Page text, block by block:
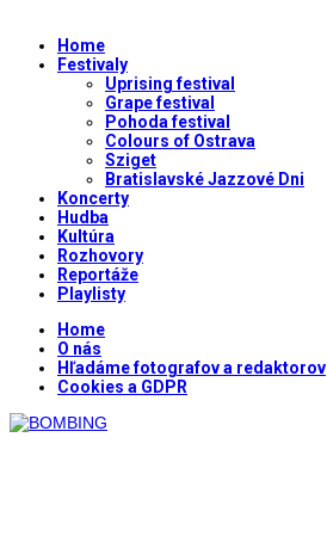
Home
Festivaly
Uprising festival
Grape festival
Pohoda festival
Colours of Ostrava
Sziget
Bratislavské Jazzové Dni
Koncerty
Hudba
Kultúra
Rozhovory
Reportáže
Playlisty
Home
O nás
Hľadáme fotografov a redaktorov
Cookies a GDPR